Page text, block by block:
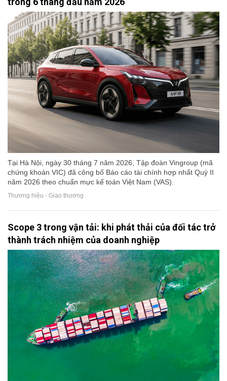
Tại Hà Nội, ngày 30 tháng 7 năm 2026, Tập đoàn Vingroup (mã
chứng khoán VIC) đã công bố Báo cáo tài chính hợp nhất Quý II
năm 2026 theo chuẩn mực kế toán Việt Nam (VAS).
Thương hiệu - Giao thương
Scope 3 trong vận tải: khi phát thải của đối tác trở
thành trách nhiệm của doanh nghiệp